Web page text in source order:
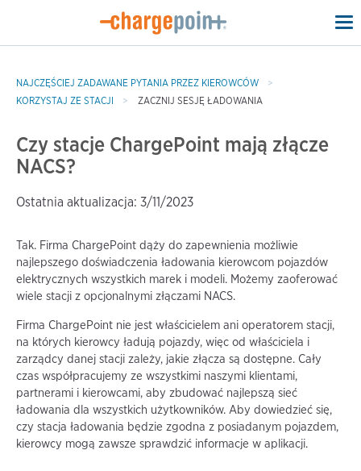
NAJCZĘŚCIEJ ZADAWANE PYTANIA PRZEZ KIEROWCÓW
KORZYSTAJ ZE STACJI
ZACZNIJ SESJĘ ŁADOWANIA
Czy stacje ChargePoint mają złącze
NACS?
Ostatnia aktualizacja: 3/11/2023
Tak. Firma ChargePoint dąży do zapewnienia możliwie
najlepszego doświadczenia ładowania kierowcom pojazdów
elektrycznych wszystkich marek i modeli. Możemy zaoferować
wiele stacji z opcjonalnymi złączami NACS.
Firma ChargePoint nie jest właścicielem ani operatorem stacji,
na których kierowcy ładują pojazdy, więc od właściciela i
zarządcy danej stacji zależy, jakie złącza są dostępne. Cały
czas współpracujemy ze wszystkimi naszymi klientami,
partnerami i kierowcami, aby zbudować najlepszą sieć
ładowania dla wszystkich użytkowników. Aby dowiedzieć się,
czy stacja ładowania będzie zgodna z posiadanym pojazdem,
kierowcy mogą zawsze sprawdzić informacje w aplikacji.